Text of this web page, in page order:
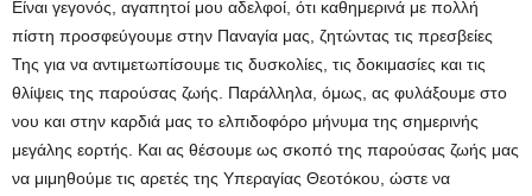
Είναι γεγονός, αγαπητοί μου αδελφοί, ότι καθημερινά με πολλή
πίστη προσφεύγουμε στην Παναγία μας, ζητώντας τις πρεσβείες
Της για να αντιμετωπίσουμε τις δυσκολίες, τις δοκιμασίες και τις
θλίψεις της παρούσας ζωής. Παράλληλα, όμως, ας φυλάξουμε στο
νου και στην καρδιά μας το ελπιδοφόρο μήνυμα της σημερινής
μεγάλης εορτής. Και ας θέσουμε ως σκοπό της παρούσας ζωής μας
να μιμηθούμε τις αρετές της Υπεραγίας Θεοτόκου, ώστε να